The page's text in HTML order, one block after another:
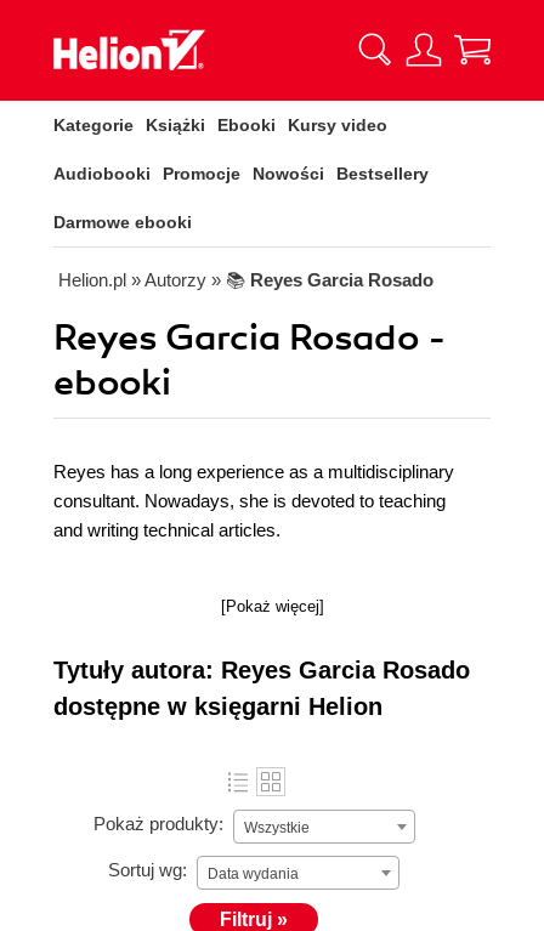
Kategorie Książki Ebooki Kursy video
Audiobooki Promocje Nowości Bestsellery
Darmowe ebooki
Helion.pl » Autorzy » 📚 Reyes Garcia Rosado
Reyes Garcia Rosado -
ebooki
Reyes has a long experience as a multidisciplinary
consultant. Nowadays, she is devoted to teaching
and writing technical articles.
[Pokaż więcej]
Tytuły autora: Reyes Garcia Rosado
dostępne w księgarni Helion
Pokaż produkty: Wszystkie
Sortuj wg: Data wydania
Filtruj »